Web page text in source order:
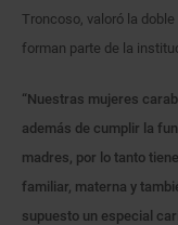
Troncoso, valoró la
forman parte de la
“Nuestras mujeres
además de cumplir la
madres, por lo tanto
familiar, materna y
supuesto un especial